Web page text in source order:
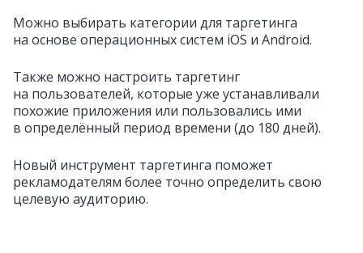
Можно выбирать категории для таргетинга
на основе операционных систем iOS и Android.
Также можно настроить таргетинг
на пользователей, которые уже устанавливали
похожие приложения или пользовались ими
в определённый период времени (до 180 дней).
Новый инструмент таргетинга поможет
рекламодателям более точно определить свою
целевую аудиторию.